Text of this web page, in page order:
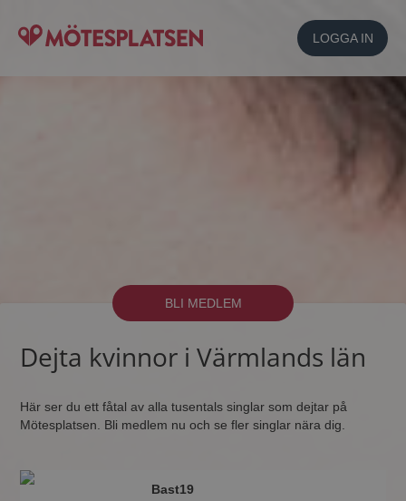
LOGGA IN
BLI MEDLEM
Dejta kvinnor i Värmlands län
Här ser du ett fåtal av alla tusentals singlar som dejtar på
Mötesplatsen. Bli medlem nu och se fler singlar nära dig.
Bast19